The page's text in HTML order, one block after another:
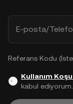
E-posta/
Referans Kodu
Kullanım
kabul ediyorum.